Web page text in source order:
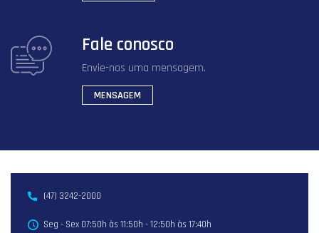
Fale conosco
Envie-nos uma mensagem.
MENSAGEM
(47) 3242-2000
Seg - Sex 07:50h às 11:50h - 12:50h às 17:40h